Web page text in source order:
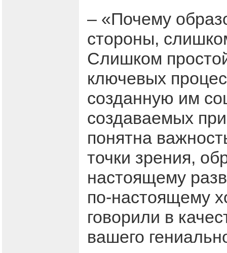
– «Почему
стороны,
Слишком
ключевых
созданную им
создаваемых
понятна
точки зрения,
настоящему
по-настоящему
говорили в
вашего